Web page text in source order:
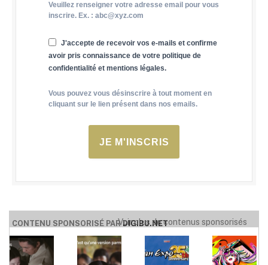
Veuillez renseigner votre adresse email pour vous
inscrire. Ex. : abc@xyz.com
J'accepte de recevoir vos e-mails et confirme
avoir pris connaissance de votre politique de
confidentialité et mentions légales.
Vous pouvez vous désinscrire à tout moment en
cliquant sur le lien présent dans nos emails.
JE M'INSCRIS
CONTENU SPONSORISÉ PARDIGIBU.NET
Voir plus de contenus sponsorisés